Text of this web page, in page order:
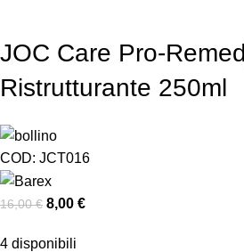
JOC Care Pro-
Ristrutturante 250ml
COD: JCT016
16,00€ 8,00 €
4 disponibili